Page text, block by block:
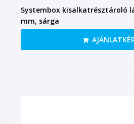
Systembox kisalkatrésztároló
mm, sárga